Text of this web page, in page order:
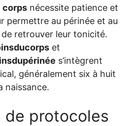
corps nécessite patience et
permettre au périnée et au
de retrouver leur tonicité.
et
s’intègrent
généralement six à huit
naissance.
de protocoles